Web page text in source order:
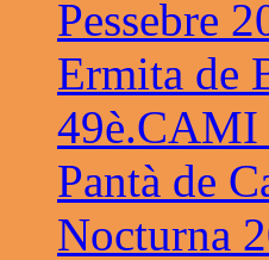
Pessebre
Ermita de
Pantà de
Nocturna